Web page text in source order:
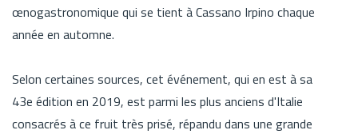
œnogastronomique qui se tient à Cassano Irpino chaque
année en automne.
Selon certaines sources, cet événement, qui en est à sa
43e édition en 2019, est parmi les plus anciens d'Italie
consacrés à ce fruit très prisé, répandu dans une grande